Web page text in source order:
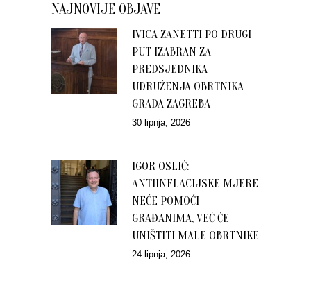
NAJNOVIJE OBJAVE
IVICA ZANETTI PO DRUGI
PUT IZABRAN ZA
PREDSJEDNIKA
UDRUŽENJA OBRTNIKA
GRADA ZAGREBA
30 lipnja, 2026
IGOR OSLIĆ:
ANTIINFLACIJSKE MJERE
NEĆE POMOĆI
GRAĐANIMA, VEĆ ĆE
UNIŠTITI MALE OBRTNIKE
24 lipnja, 2026